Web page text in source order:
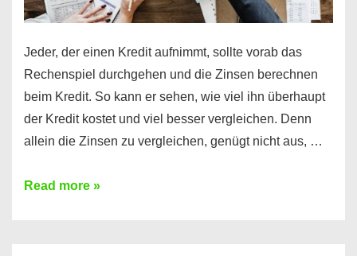
Jeder, der einen Kredit aufnimmt, sollte vorab das
Rechenspiel durchgehen und die Zinsen berechnen
beim Kredit. So kann er sehen, wie viel ihn überhaupt
der Kredit kostet und viel besser vergleichen. Denn
allein die Zinsen zu vergleichen, genügt nicht aus, …
Ganz
Read more »